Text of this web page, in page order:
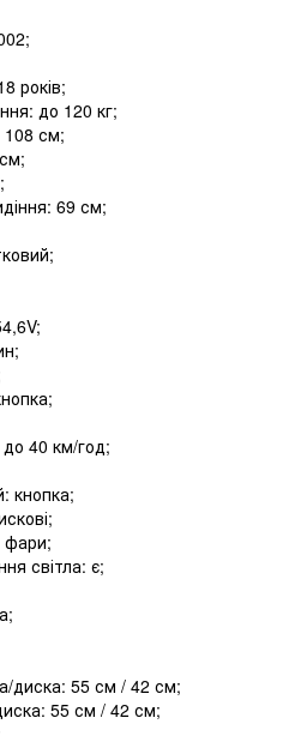
років;
до 120 кг;
108 см;
69 см;
40 км/год;
кнопка;
фари;
світла: є;
диска: 55 см / 42 см;
55 см / 42 см;